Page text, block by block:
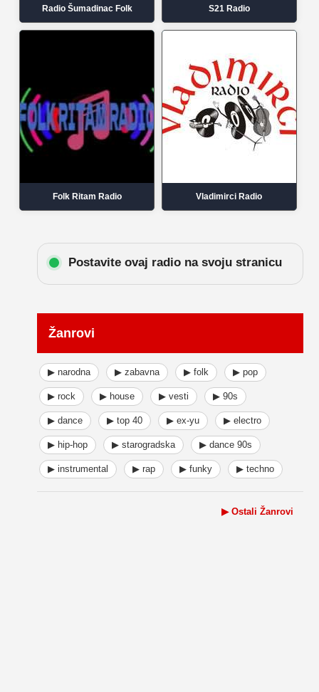
Radio Šumadinac Folk S21 Radio
Folk Ritam Radio Vladimirci Radio
Postavite ovaj radio na svoju stranicu
Žanrovi
▶ narodna ▶ zabavna ▶ folk ▶ pop
▶ rock ▶ house ▶ vesti ▶ 90s
▶ dance ▶ top 40 ▶ ex-yu ▶ electro
▶ hip-hop ▶ starogradska ▶ dance 90s
▶ instrumental ▶ rap ▶ funky ▶ techno
▶ Ostali Žanrovi